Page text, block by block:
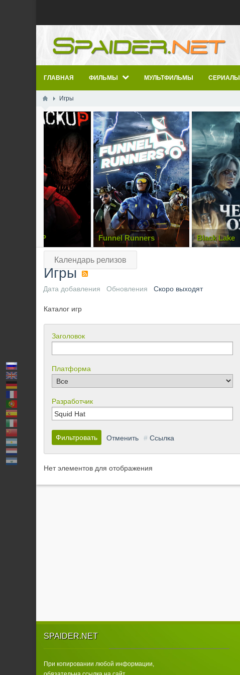
ГЛАВНАЯ ФИЛЬМЫ МУЛЬТФИЛЬМЫ СЕРИАЛЫ
Игры
NO BACKUP Funnel Runners Black Lake
Календарь релизов
Игры
Дата добавления Обновления Скоро выходят
Каталог игр
Заголовок
Платформа
Разработчик
Фильтровать Отменить # Ссылка
Нет элементов для отображения
SPAIDER.NET
При копировании любой информации,